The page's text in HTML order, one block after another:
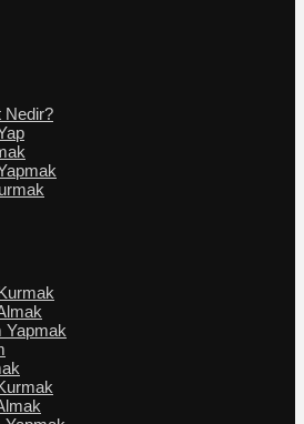
Nedir?
Yapmak